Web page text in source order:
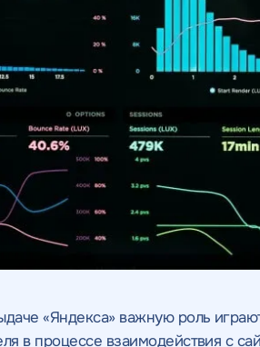
«Яндекса» важную роль
в процессе взаимодействия с